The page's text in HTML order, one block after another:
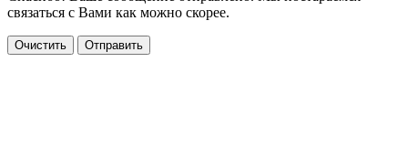
связаться с Вами как можно скорее.
Очистить Отправить